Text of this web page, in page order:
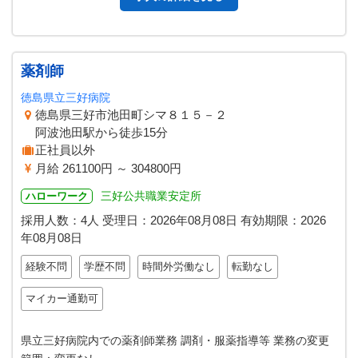
薬剤師
徳島県立三好病院
徳島県三好市池田町シマ８１５－２
阿波池田駅から徒歩15分
正社員以外
月給 261100円 ～ 304800円
ハローワーク 三好公共職業安定所
採用人数：4人 受理日： 2026年08月08日 有効期限： 2026
年08月08日
経験不問 学歴不問 時間外労働なし 転勤なし
マイカー通勤可
県立三好病院内での薬剤師業務 調剤・服薬指導等 業務の変更